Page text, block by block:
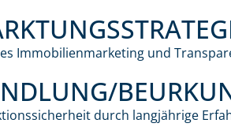
Immobilienmarketing und
durch langjährige